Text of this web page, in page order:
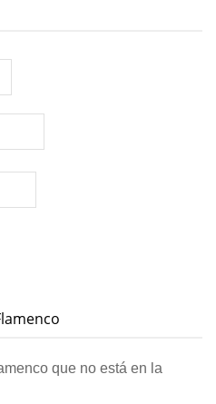
que no está en la